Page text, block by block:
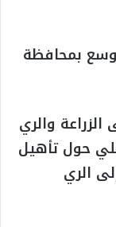
بمحافظة
والري
حول تأهيل
الري